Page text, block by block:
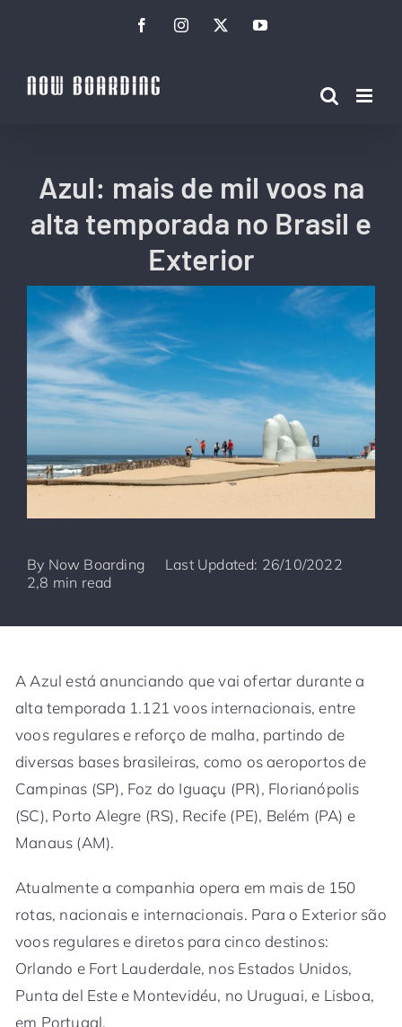
conteúdo
FacebookInstagramTwitterYouTube
Azul: mais de mil voos na
alta temporada no Brasil e
Exterior
By Now Boarding
Last Updated: 26/10/2022
2,8 min read
A Azul está anunciando que vai ofertar durante a
alta temporada 1.121 voos internacionais, entre
voos regulares e reforço de malha, partindo de
diversas bases brasileiras, como os aeroportos de
Campinas (SP), Foz do Iguaçu (PR), Florianópolis
(SC), Porto Alegre (RS), Recife (PE), Belém (PA) e
Manaus (AM).
Atualmente a companhia opera em mais de 150
rotas, nacionais e internacionais. Para o Exterior são
voos regulares e diretos para cinco destinos:
Orlando e Fort Lauderdale, nos Estados Unidos,
Punta del Este e Montevidéu, no Uruguai, e Lisboa,
em Portugal.